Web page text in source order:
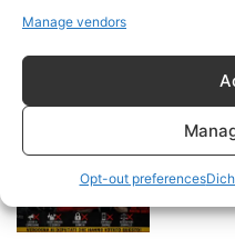
Manage vendors
Opt-out preferences
-